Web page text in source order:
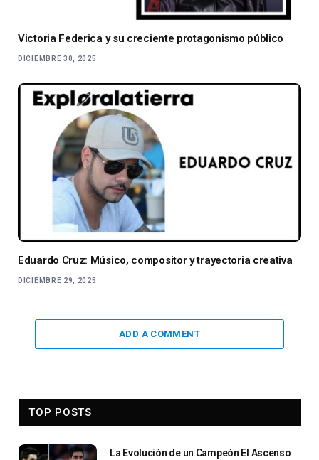
Victoria Federica y su creciente protagonismo público
DICIEMBRE 30, 2025
Eduardo Cruz: Músico, compositor y trayectoria creativa
DICIEMBRE 29, 2025
ADD A COMMENT
TOP POSTS
La Evolución de un Campeón El Ascenso